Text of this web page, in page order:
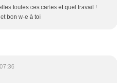
toutes ces cartes et quel travail !
bon w-e à toi